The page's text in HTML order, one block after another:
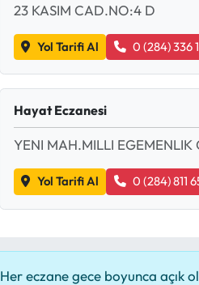
23 KASIM CAD.NO:4 D
Yol Tarifi Al 0 (284) 336
Hayat Eczanesi
YENI MAH.MILLI
Yol Tarifi Al 0 (284) 811
Her eczane gece boyunca açık